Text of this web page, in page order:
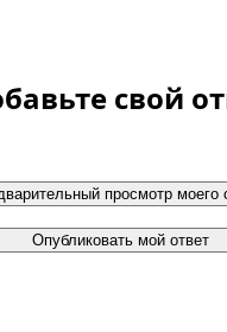
свой
просмотр моего
Опубликовать мой ответ